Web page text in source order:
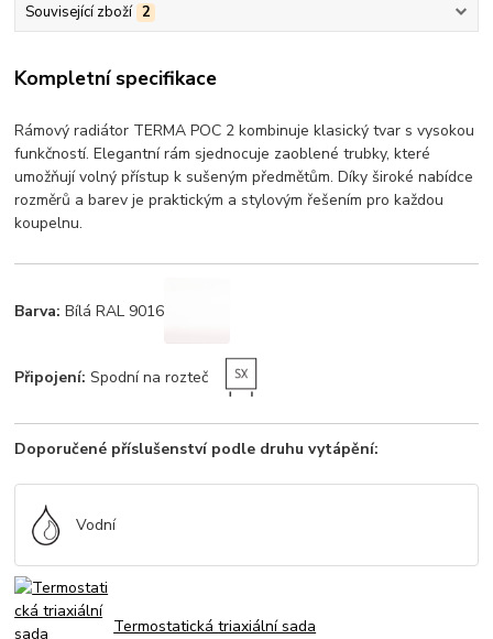
Související zboží 2
Kompletní specifikace
Rámový radiátor TERMA POC 2 kombinuje klasický tvar s vysokou
funkčností. Elegantní rám sjednocuje zaoblené trubky, které
umožňují volný přístup k sušeným předmětům. Díky široké nabídce
rozměrů a barev je praktickým a stylovým řešením pro každou
koupelnu.
Barva: Bílá RAL 9016
Připojení: Spodní na rozteč
Doporučené příslušenství podle druhu vytápění:
Vodní
Termostatická triaxiální sada